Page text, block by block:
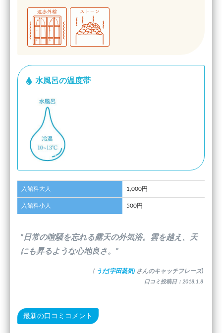
水風呂の温度帯
入館料大人 1,000円
入館料小人 500円
”日常の喧騒を忘れる露天の外気浴。雲を越え、天
にも昇るような心地良さ。”
( うだ(宇田蒸気) さんのキャッチフレーズ)
口コミ投稿日：2018.1.8
最新の口コミコメント